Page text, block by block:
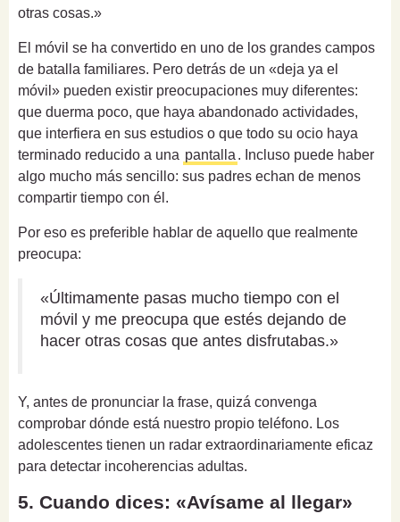
otras cosas.»
El móvil se ha convertido en uno de los grandes campos
de batalla familiares. Pero detrás de un «deja ya el
móvil» pueden existir preocupaciones muy diferentes:
que duerma poco, que haya abandonado actividades,
que interfiera en sus estudios o que todo su ocio haya
terminado reducido a una pantalla . Incluso puede haber
algo mucho más sencillo: sus padres echan de menos
compartir tiempo con él.
Por eso es preferible hablar de aquello que realmente
preocupa:
«Últimamente pasas mucho tiempo con el
móvil y me preocupa que estés dejando de
hacer otras cosas que antes disfrutabas.»
Y, antes de pronunciar la frase, quizá convenga
comprobar dónde está nuestro propio teléfono. Los
adolescentes tienen un radar extraordinariamente eficaz
para detectar incoherencias adultas.
5. Cuando dices: «Avísame al llegar»